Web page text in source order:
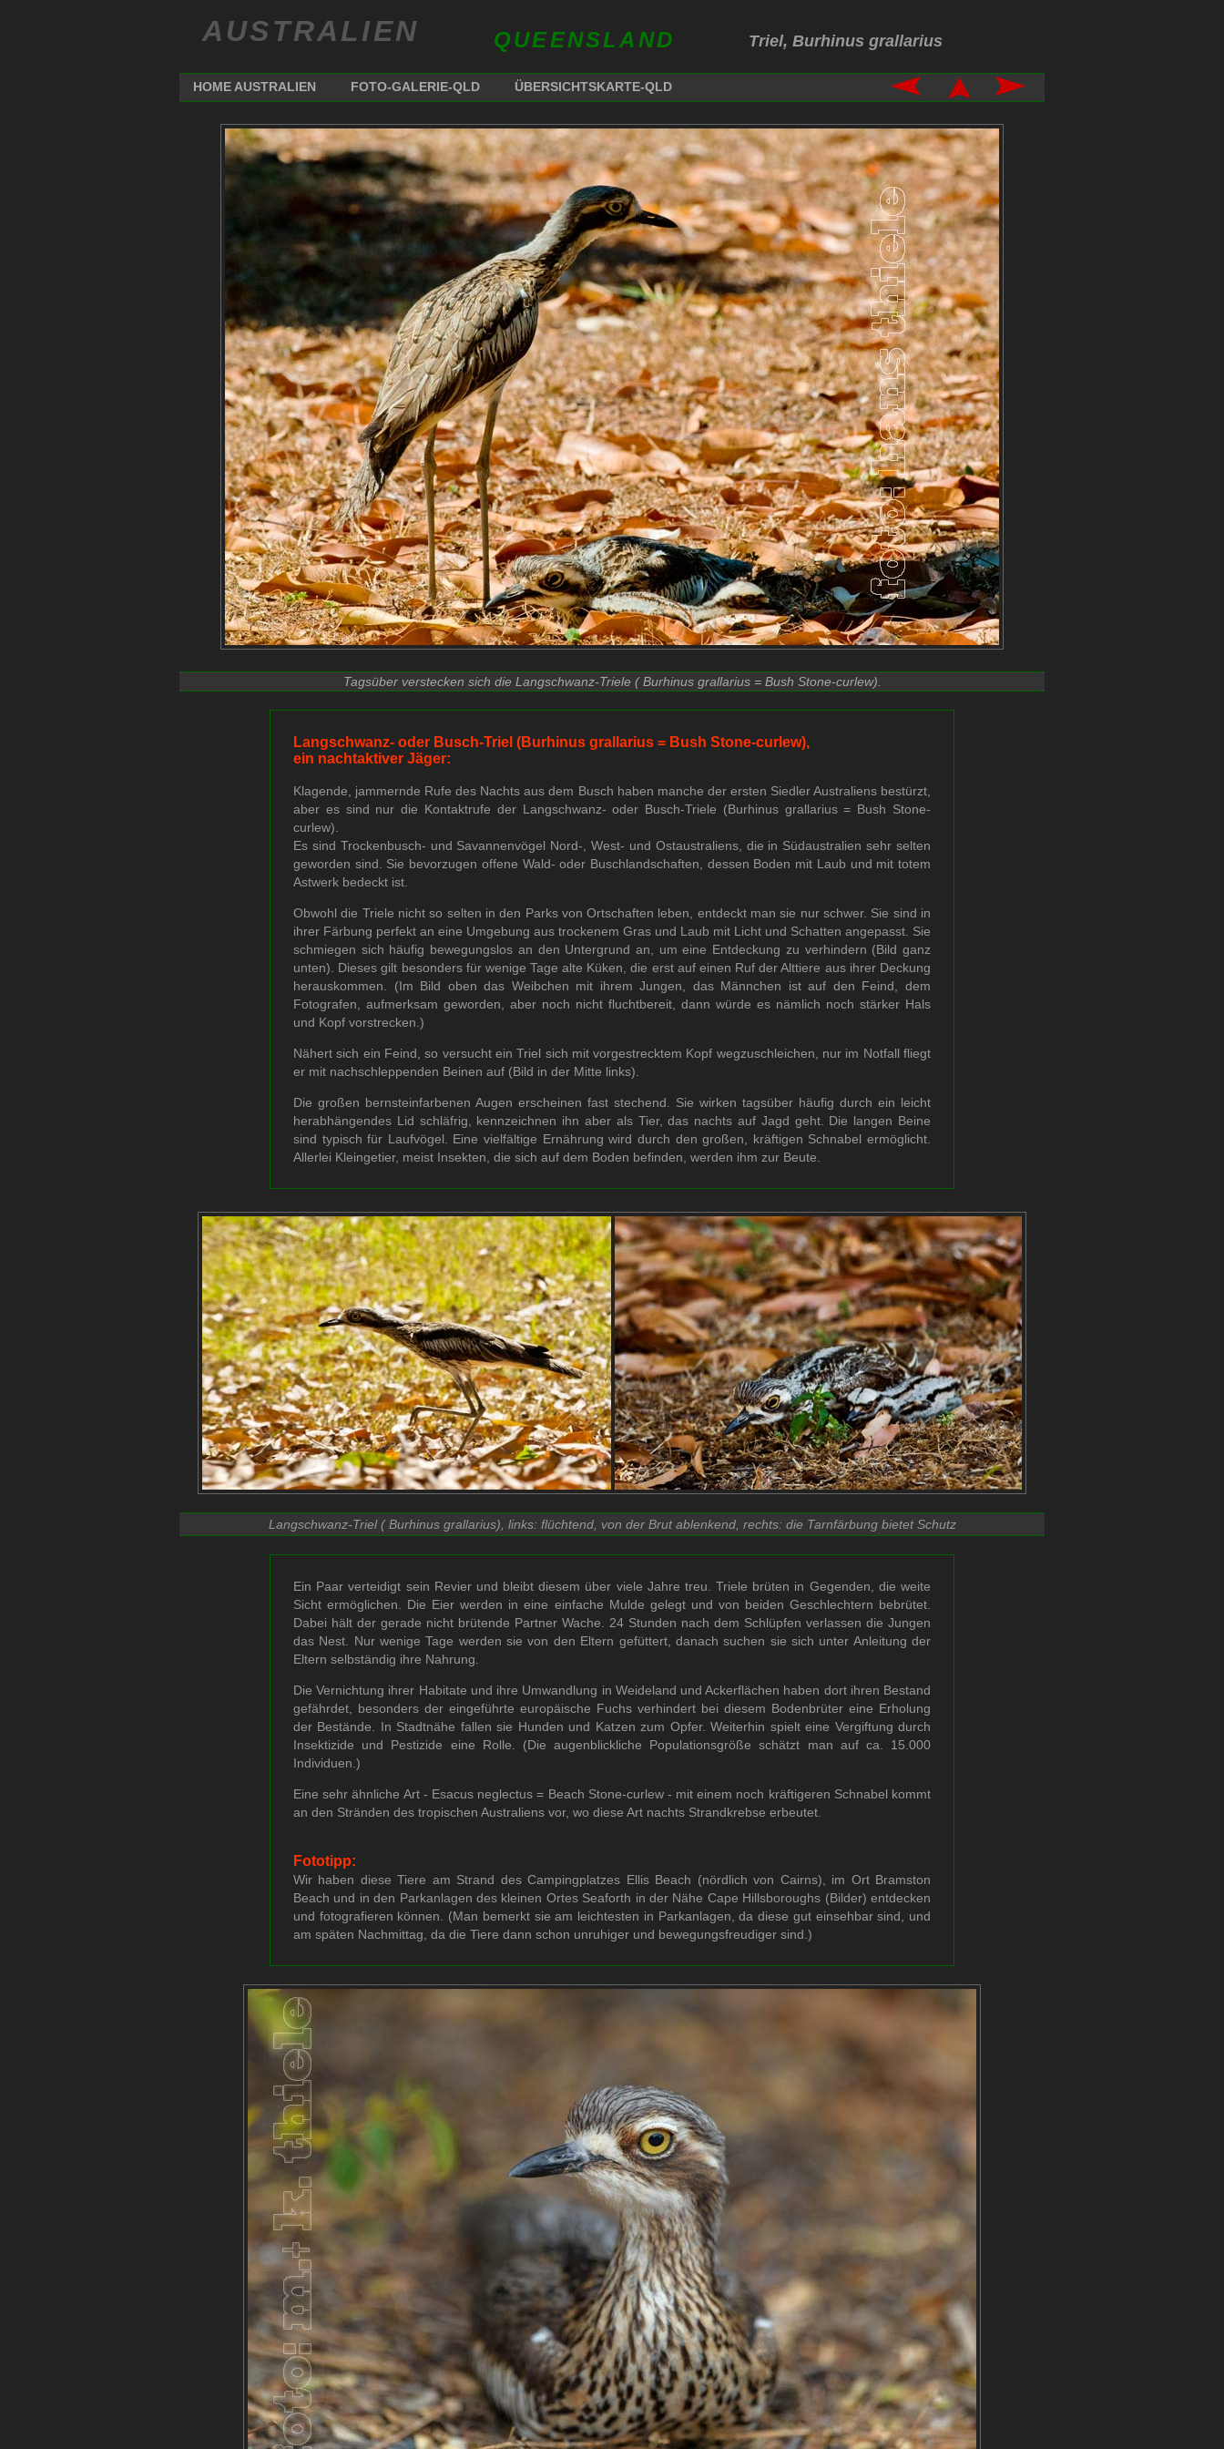
AUSTRALIEN QUEENSLAND Triel, Burhinus grallarius
HOME AUSTRALIEN FOTO-GALERIE-QLD ÜBERSICHTSKARTE-QLD
Tagsüber verstecken sich die Langschwanz-Triele ( Burhinus grallarius = Bush Stone-curlew).
Langschwanz- oder Busch-Triel (Burhinus grallarius = Bush Stone-curlew),
ein nachtaktiver Jäger:
Klagende, jammernde Rufe des Nachts aus dem Busch haben manche der ersten Siedler Australiens bestürzt,
aber es sind nur die Kontaktrufe der Langschwanz- oder Busch-Triele (Burhinus grallarius = Bush Stone-
curlew).
Es sind Trockenbusch- und Savannenvögel Nord-, West- und Ostaustraliens, die in Südaustralien sehr selten
geworden sind. Sie bevorzugen offene Wald- oder Buschlandschaften, dessen Boden mit Laub und mit totem
Astwerk bedeckt ist.
Obwohl die Triele nicht so selten in den Parks von Ortschaften leben, entdeckt man sie nur schwer. Sie sind in
ihrer Färbung perfekt an eine Umgebung aus trockenem Gras und Laub mit Licht und Schatten angepasst. Sie
schmiegen sich häufig bewegungslos an den Untergrund an, um eine Entdeckung zu verhindern (Bild ganz
unten). Dieses gilt besonders für wenige Tage alte Küken, die erst auf einen Ruf der Alttiere aus ihrer Deckung
herauskommen. (Im Bild oben das Weibchen mit ihrem Jungen, das Männchen ist auf den Feind, dem
Fotografen, aufmerksam geworden, aber noch nicht fluchtbereit, dann würde es nämlich noch stärker Hals
und Kopf vorstrecken.)
Nähert sich ein Feind, so versucht ein Triel sich mit vorgestrecktem Kopf wegzuschleichen, nur im Notfall fliegt
er mit nachschleppenden Beinen auf (Bild in der Mitte links).
Die großen bernsteinfarbenen Augen erscheinen fast stechend. Sie wirken tagsüber häufig durch ein leicht
herabhängendes Lid schläfrig, kennzeichnen ihn aber als Tier, das nachts auf Jagd geht. Die langen Beine
sind typisch für Laufvögel. Eine vielfältige Ernährung wird durch den großen, kräftigen Schnabel ermöglicht.
Allerlei Kleingetier, meist Insekten, die sich auf dem Boden befinden, werden ihm zur Beute.
Langschwanz-Triel ( Burhinus grallarius), links: flüchtend, von der Brut ablenkend, rechts: die Tarnfärbung bietet Schutz
Ein Paar verteidigt sein Revier und bleibt diesem über viele Jahre treu. Triele brüten in Gegenden, die weite
Sicht ermöglichen. Die Eier werden in eine einfache Mulde gelegt und von beiden Geschlechtern bebrütet.
Dabei hält der gerade nicht brütende Partner Wache. 24 Stunden nach dem Schlüpfen verlassen die Jungen
das Nest. Nur wenige Tage werden sie von den Eltern gefüttert, danach suchen sie sich unter Anleitung der
Eltern selbständig ihre Nahrung.
Die Vernichtung ihrer Habitate und ihre Umwandlung in Weideland und Ackerflächen haben dort ihren Bestand
gefährdet, besonders der eingeführte europäische Fuchs verhindert bei diesem Bodenbrüter eine Erholung
der Bestände. In Stadtnähe fallen sie Hunden und Katzen zum Opfer. Weiterhin spielt eine Vergiftung durch
Insektizide und Pestizide eine Rolle. (Die augenblickliche Populationsgröße schätzt man auf ca. 15.000
Individuen.)
Eine sehr ähnliche Art - Esacus neglectus = Beach Stone-curlew - mit einem noch kräftigeren Schnabel kommt
an den Stränden des tropischen Australiens vor, wo diese Art nachts Strandkrebse erbeutet.
Fototipp:
Wir haben diese Tiere am Strand des Campingplatzes Ellis Beach (nördlich von Cairns), im Ort Bramston
Beach und in den Parkanlagen des kleinen Ortes Seaforth in der Nähe Cape Hillsboroughs (Bilder) entdecken
und fotografieren können. (Man bemerkt sie am leichtesten in Parkanlagen, da diese gut einsehbar sind, und
am späten Nachmittag, da die Tiere dann schon unruhiger und bewegungsfreudiger sind.)